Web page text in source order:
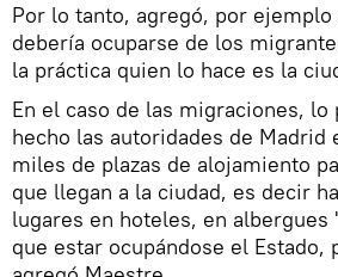
Por lo tanto, agregó, por ejemplo
debería ocuparse de los
la práctica quien lo hace es la
En el caso de las migraciones, lo
hecho las autoridades de Madrid
miles de plazas de alojamiento
que llegan a la ciudad, es decir
lugares en hoteles, en albergues
que estar ocupándose el Estado,